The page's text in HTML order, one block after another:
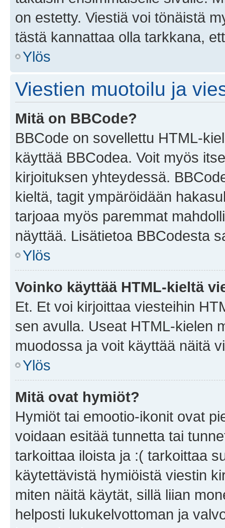
on estetty. Viestiä voi tönäistä
tästä kannattaa olla tarkkana,
Ylös
Viestien muotoilu ja
Mitä on BBCode?
BBCode on sovellettu HTML-
käyttää BBCodea. Voit myös
kirjoituksen yhteydessä.
kieltä, tagit ympäröidään
tarjoaa myös paremmat
näyttää. Lisätietoa BBCodesta
Ylös
Voinko käyttää HTML-kieltä
Et. Et voi kirjoittaa viesteihin
sen avulla. Useat HTML-kielen
muodossa ja voit käyttää näitä
Ylös
Mitä ovat hymiöt?
Hymiöt tai emootio-ikonit ovat
voidaan esitää tunnetta tai
tarkoittaa iloista ja :( tarkoittaa
käytettävistä hymiöistä viestin
miten näitä käytät, sillä liian
helposti lukukelvottoman ja